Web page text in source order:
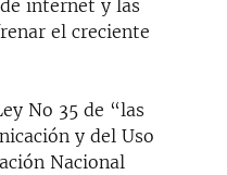
internet y las
el creciente
No 35 de “las
y del Uso
Nacional